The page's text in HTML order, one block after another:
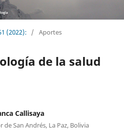
(2022): / Aportes
de la salud
Callisaya
San Andrés, La Paz, Bolivia